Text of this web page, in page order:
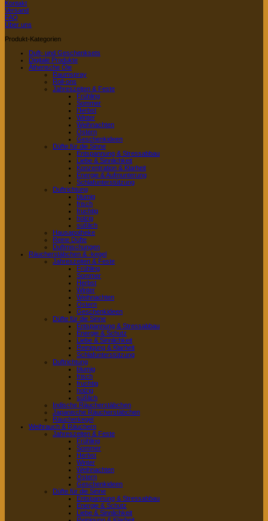
Kontakt
Versand
FAQ
Über uns
Produkt-Kategorien
Duft- und Geschenksets
Digitale Produkte
Ätherische Öle
Raumspray
Roll-ons
Jahreszeiten & Feste
Frühling
Sommer
Herbst
Winter
Weihnachten
Ostern
Geschenkideen
Düfte für die Sinne
Entspannung & Stressabbau
Liebe & Sinnlichkeit
Konzentration & Klarheit
Energie & Aufmunterung
Schlafunterstützung
Duftrichtung
blumig
frisch
fruchtig
holzig
süßlich
Hausapotheke
Reine Düfte
Duftmischungen
Räucherstäbchen & -kegel
Jahreszeiten & Feste
Frühling
Sommer
Herbst
Winter
Weihnachten
Ostern
Geschenkideen
Düfte für die Sinne
Entspannung & Stressabbau
Energie & Schutz
Liebe & Sinnlichkeit
Reinigung & Klarheit
Schlafunterstützung
Duftrichtung
blumig
frisch
fruchtig
holzig
süßlich
Indische Räucherstäbchen
Japanische Räucherstäbchen
Räucherkegel
Weihrauch & Räuchern
Jahreszeiten & Feste
Frühling
Sommer
Herbst
Winter
Weihnachten
Ostern
Geschenkideen
Düfte für die Sinne
Entspannung & Stressabbau
Energie & Schutz
Liebe & Sinnlichkeit